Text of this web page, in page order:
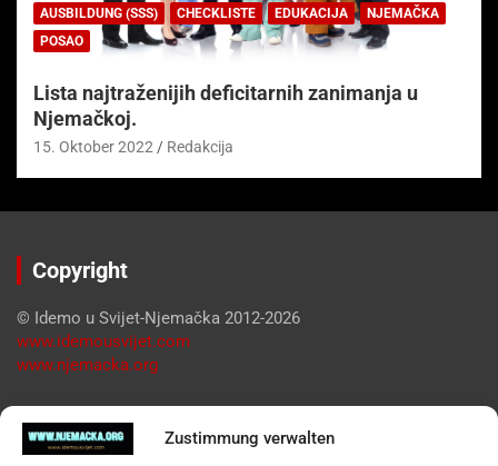
Zustimmung verwalten
AUSBILDUNG (SSS) CHECKLISTE EDUKACIJA
NJEMAČKA
POSAO
Lista najtraženijih deficitarnih zanimanja u
Njemačkoj.
15. Oktober 2022 Redakcija
Copyright
© Idemo u Svijet-Njemačka 2012-2026
www.idemousvijet.com
www.njemacka.org
Pregled